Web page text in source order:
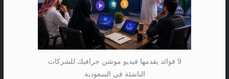
9 فوائد يقدمها فيديو موشن جرافيك للشركات
الناشئة في السعودية